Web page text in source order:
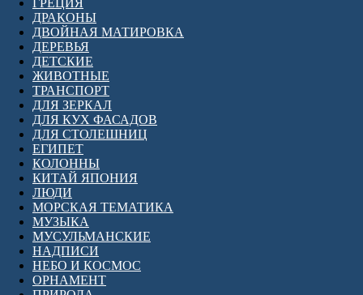
ГРЕЦИЯ
ДРАКОНЫ
ДВОЙНАЯ МАТИРОВКА
ДЕРЕВЬЯ
ДЕТСКИЕ
ЖИВОТНЫЕ
ТРАНСПОРТ
ДЛЯ ЗЕРКАЛ
ДЛЯ КУХ ФАСАДОВ
ДЛЯ СТОЛЕШНИЦ
ЕГИПЕТ
КОЛОННЫ
КИТАЙ ЯПОНИЯ
ЛЮДИ
МОРСКАЯ ТЕМАТИКА
МУЗЫКА
МУСУЛЬМАНСКИЕ
НАДПИСИ
НЕБО И КОСМОС
ОРНАМЕНТ